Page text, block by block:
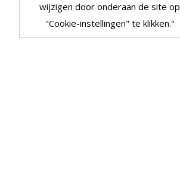
wijzigen door onderaan de site op
"Cookie-instellingen" te klikken."